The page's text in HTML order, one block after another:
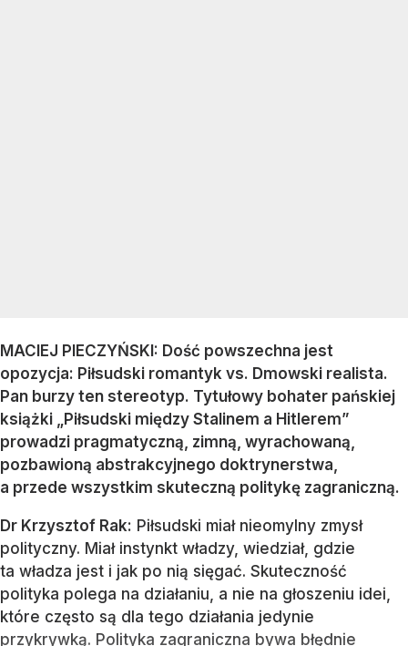
MACIEJ PIECZYŃSKI: Dość powszechna jest
opozycja: Piłsudski romantyk vs. Dmowski realista.
Pan burzy ten stereotyp. Tytułowy bohater pańskiej
książki „Piłsudski między Stalinem a Hitlerem”
prowadzi pragmatyczną, zimną, wyrachowaną,
pozbawioną abstrakcyjnego doktrynerstwa,
a przede wszystkim skuteczną politykę zagraniczną.
Dr Krzysztof Rak: Piłsudski miał nieomylny zmysł
polityczny. Miał instynkt władzy, wiedział, gdzie
ta władza jest i jak po nią sięgać. Skuteczność
polityka polega na działaniu, a nie na głoszeniu idei,
które często są dla tego działania jedynie
przykrywką. Polityka zagraniczna bywa błędnie